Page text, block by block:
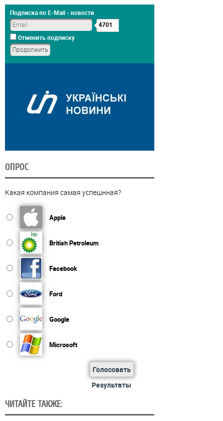
Подписка по E-Mail - новости
4701
Отменить подписку
ОПРОС
Какая компания самая успешнная?
Apple
British Petroleum
Facebook
Ford
Google
Microsoft
Голосовать
Результаты
ЧИТАЙТЕ ТАКЖЕ: